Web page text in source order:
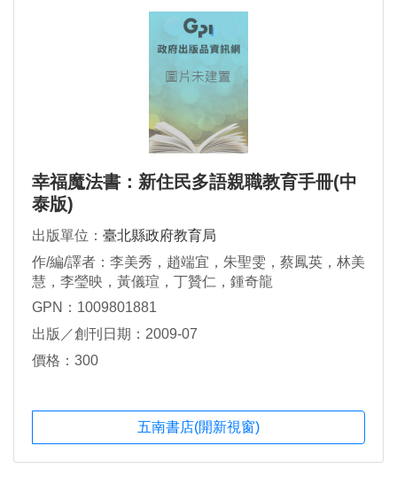
幸福魔法書：新住民多語親職教育手冊(中
泰版)
出版單位： 臺北縣政府教育局
作/編/譯者：李美秀，趙端宜，朱聖雯，蔡鳳英，林美
慧，李瑩映，黃儀瑄，丁贊仁，鍾奇龍
GPN：1009801881
出版／創刊日期：2009-07
價格：300
五南書店(開新視窗)